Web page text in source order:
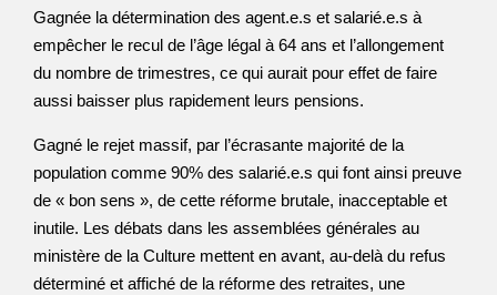
Gagnée la détermination des agent.e.s et salarié.e.s à
empêcher le recul de l’âge légal à 64 ans et l’allongement
du nombre de trimestres, ce qui aurait pour effet de faire
aussi baisser plus rapidement leurs pensions.
Gagné le rejet massif, par l’écrasante majorité de la
population comme 90% des salarié.e.s qui font ainsi preuve
de « bon sens », de cette réforme brutale, inacceptable et
inutile. Les débats dans les assemblées générales au
ministère de la Culture mettent en avant, au-delà du refus
déterminé et affiché de la réforme des retraites, une